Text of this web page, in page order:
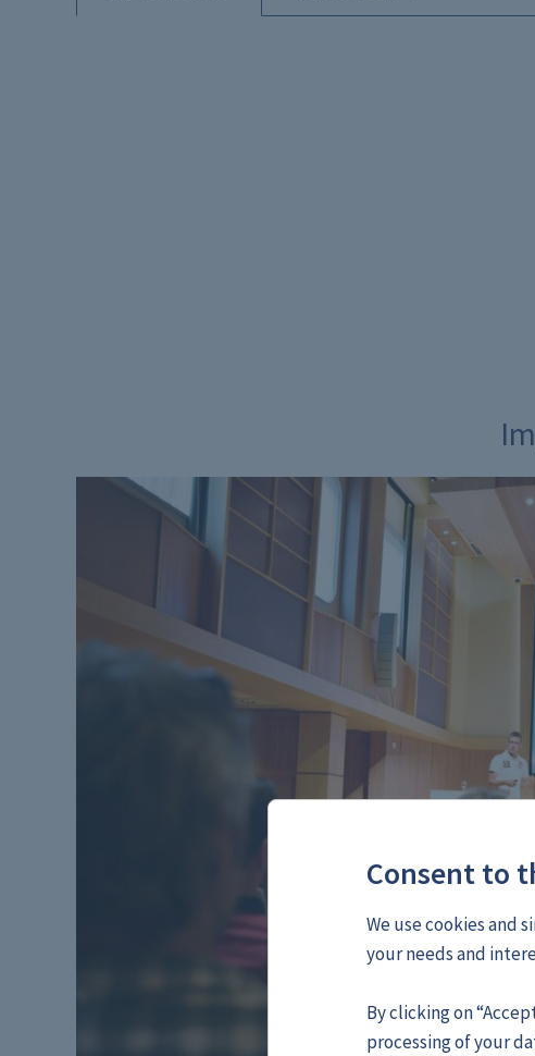
Consent to
We use cookies and
your needs and
By clicking on
processing of your